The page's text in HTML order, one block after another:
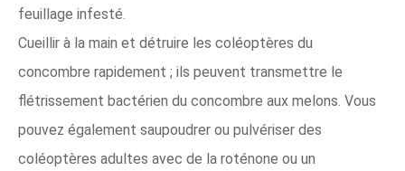
feuillage infesté.
Cueillir à la main et détruire les coléoptères du
concombre rapidement ; ils peuvent transmettre le
flétrissement bactérien du concombre aux melons. Vous
pouvez également saupoudrer ou pulvériser des
coléoptères adultes avec de la roténone ou un